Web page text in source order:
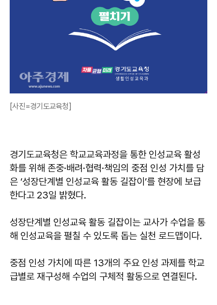
[사진=경기도교육청]
경기도교육청은 학교교육과정을 통한 인성교육 활성
화를 위해 존중·배려·협력·책임의 중점 인성 가치를 담
은 ‘성장단계별 인성교육 활동 길잡이’를 현장에 보급
한다고 23일 밝혔다.
성장단계별 인성교육 활동 길잡이는 교사가 수업을 통
해 인성교육을 펼칠 수 있도록 돕는 실천 로드맵이다.
중점 인성 가치에 따른 13개의 주요 인성 과제를 학교
급별로 재구성해 수업의 구체적 활동으로 연결된다.